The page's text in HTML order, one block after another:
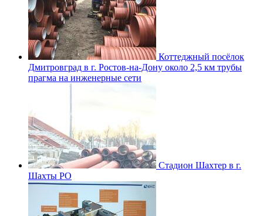
Коттеджный посёлок
Дмитровград в г. Ростов-на-Дону около 2,5 км трубы
прагма на инженерные сети
Стадион Шахтер в г.
Шахты РО